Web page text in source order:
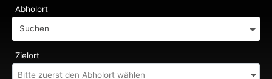
Abholort
Suchen
Zielort